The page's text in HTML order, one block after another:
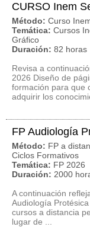
CURSO Inem
Método: Curso
Temática: Cursos
Gráfico
Duración: 82 horas
Revisa a
2026 Diseño de
formación para que
adquirir los
FP Audiología
Método: FP a
Ciclos Formativos
Temática: FP 2026
Duración: 2000
A continuación
Audiología
cursos a distancia
lugar de ...